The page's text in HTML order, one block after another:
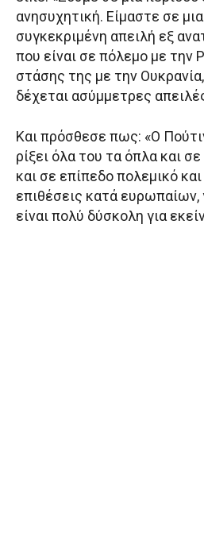
ανησυχητική. Είμαστε σε
συγκεκριμένη απειλή εξ
που είναι σε πόλεμο με την
στάσης της με την
δέχεται ασύμμετρες
Και πρόσθεσε πως: «Ο
ρίξει όλα του τα όπλα και
και σε επίπεδο πολεμικό
επιθέσεις κατά ευρωπαίων,
είναι πολύ δύσκολη για